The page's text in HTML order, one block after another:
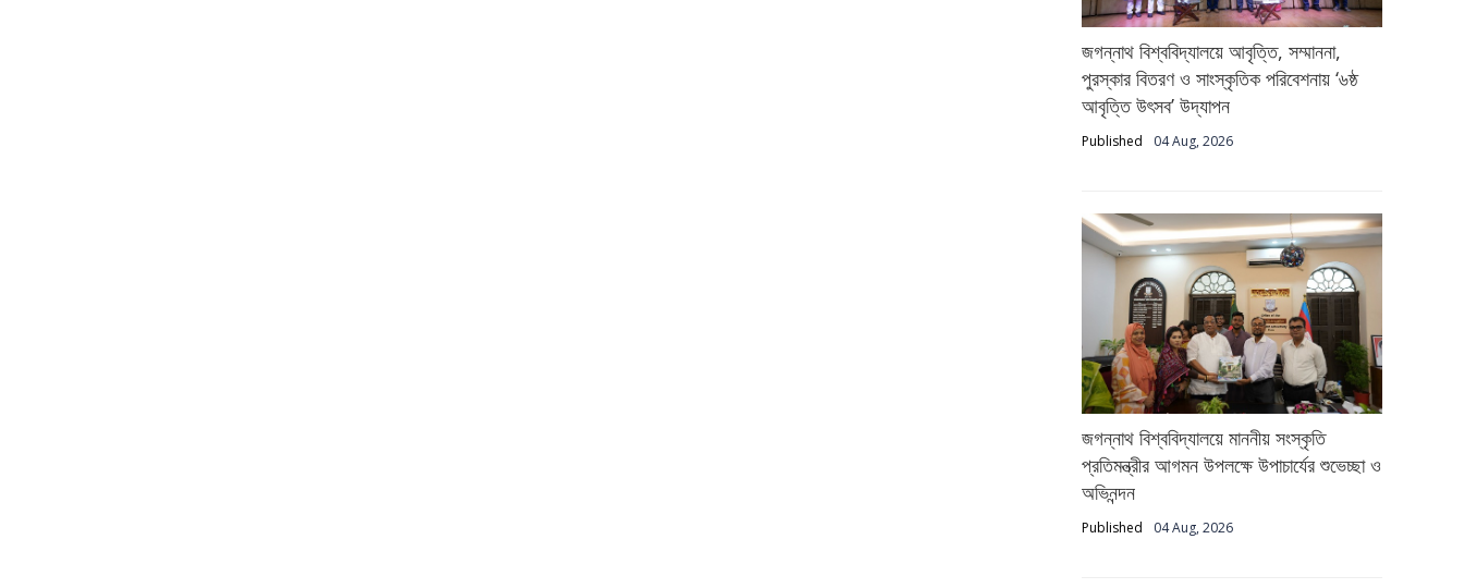
জগন্নাথ বিশ্ববিদ্যালয়ে আবৃত্তি, সম্মাননা,
পুরস্কার বিতরণ ও সাংস্কৃতিক পরিবেশনায় ‘৬ষ্ঠ
আবৃত্তি উৎসব’ উদ্‌যাপন
Published 04 Aug, 2026
জগন্নাথ বিশ্ববিদ্যালয়ে মাননীয় সংস্কৃতি
প্রতিমন্ত্রীর আগমন উপলক্ষে উপাচার্যের শুভেচ্ছা ও
অভিনন্দন
Published 04 Aug, 2026